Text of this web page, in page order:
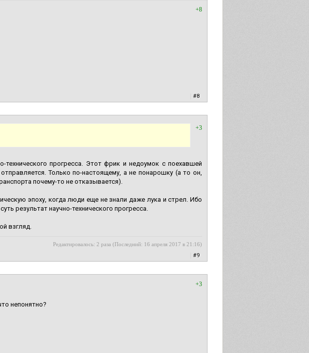
+8
#8
+3
прогресса. Этот фрик и недоумок с поехавшей
Только по-настоящему, а не понарошку (а то он,
почему-то не отказывается).
эпоху, когда люди еще не знали даже лука и стрел. Ибо
результат научно-технического прогресса.
взгляд.
Редактировалось: 2 раза (Последний: 16 апреля 2017 в 21:16)
#9
+3
непонятно?